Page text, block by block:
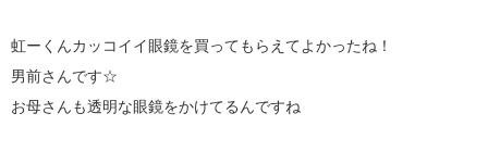
虹ーくんカッコイイ眼鏡を買ってもらえてよかったね！
男前さんです☆
お母さんも透明な眼鏡をかけてるんですね